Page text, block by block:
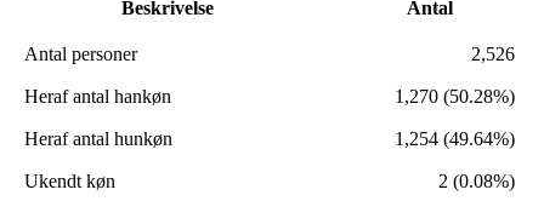
Beskrivelse Antal
Antal personer 2,526
Heraf antal hankøn 1,270 (50.28%)
Heraf antal hunkøn 1,254 (49.64%)
Ukendt køn 2 (0.08%)